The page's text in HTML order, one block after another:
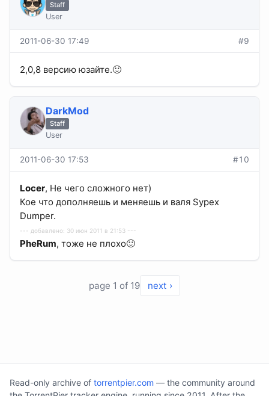
Staff
User
2011-06-30 17:49 #9
2,0,8 версию юзайте.🙂
DarkMod
Staff
User
2011-06-30 17:53 #10
Locer, Не чего сложного нет)
Кое что дополняешь и меняешь и валя Sypex
Dumper.
--- добавлено: 30 июн 2011 в 21:53 ---
PheRum, тоже не плохо🙂
page 1 of 19 next ›
Read-only archive of torrentpier.com — the community around